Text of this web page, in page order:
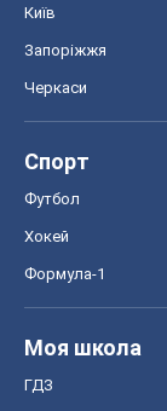
Київ
Запоріжжя
Черкаси
Спорт
Футбол
Хокей
Формула-1
Моя школа
ГДЗ